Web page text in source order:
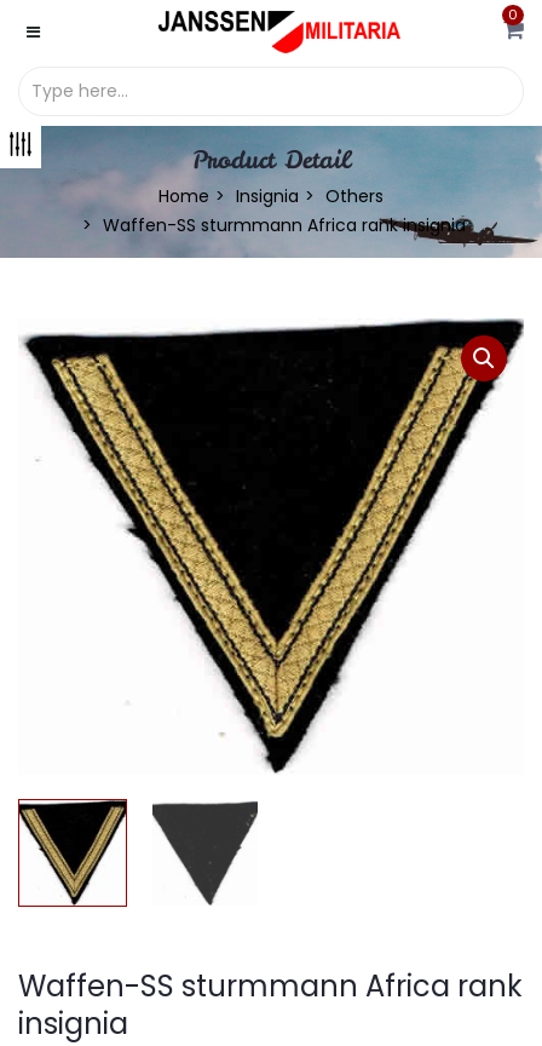
0
Product Detail
Home Insignia
Others
Waffen-SS sturmmann Africa rank insignia
Waffen-SS sturmmann Africa rank
insignia